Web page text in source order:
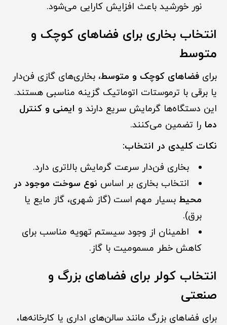
نور خورشید باعث افزایش کارایی می‌شود.
انتخاب بخاری برای فضاهای کوچک و
متوسط
برای فضاهای کوچک و متوسط، بخاری‌های گازی فن‌دار
یا برقی با ترموستات اتوماتیک گزینه مناسبی هستند.
این دستگاه‌ها گرمایش سریع دارند و ایمنی و کنترل
دما را تضمین می‌کنند.
نکات کلیدی در انتخاب:
بخاری فن‌دار سرعت گرمایش بالاتری دارد.
انتخاب بخاری بر اساس نوع سوخت موجود در
محیط بسیار مهم است (گاز شهری، گاز مایع یا
برق).
اطمینان از وجود سیستم تهویه مناسب برای
کاهش خطر مسمومیت با گاز.
انتخاب کولر برای فضاهای بزرگ و
صنعتی
برای فضاهای بزرگ مانند سالن‌های اداری یا کارخانه‌ها،